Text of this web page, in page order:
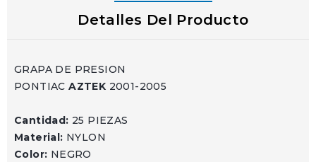
Detalles Del Producto
GRAPA DE PRESION
PONTIAC AZTEK 2001-2005
Cantidad: 25 PIEZAS
Material: NYLON
Color: NEGRO